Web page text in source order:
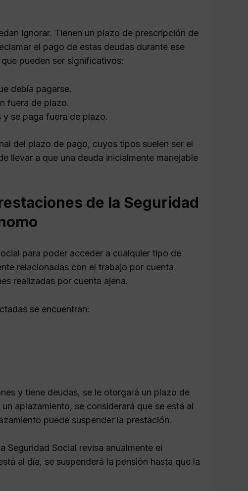
ignorar. Tienen un plazo de prescripción de
el pago de estas deudas durante ese
pueden ser significativos:
debía pagarse.
fuera de plazo.
se paga fuera de plazo.
del plazo de pago, cuyos tipos suelen ser el
llevar a que una deuda inicialmente manejable
de la Seguridad
para poder acceder a cualquier tipo de
relacionadas con el trabajo por cuenta
realizadas por cuenta ajena.
se encuentran:
y tiene deudas, se le otorgará un plazo de
aplazamiento, se considerará que se está al
puede suspender la prestación.
Seguridad Social revisa anualmente el
al día, se suspenderá la pensión hasta que la